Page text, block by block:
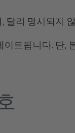
달리 명시되지
트됩니다. 단,